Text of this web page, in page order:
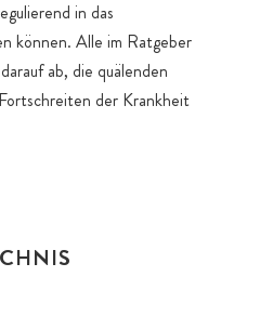
in das
können. Alle im Ratgeber
ab, die quälenden
der Krankheit